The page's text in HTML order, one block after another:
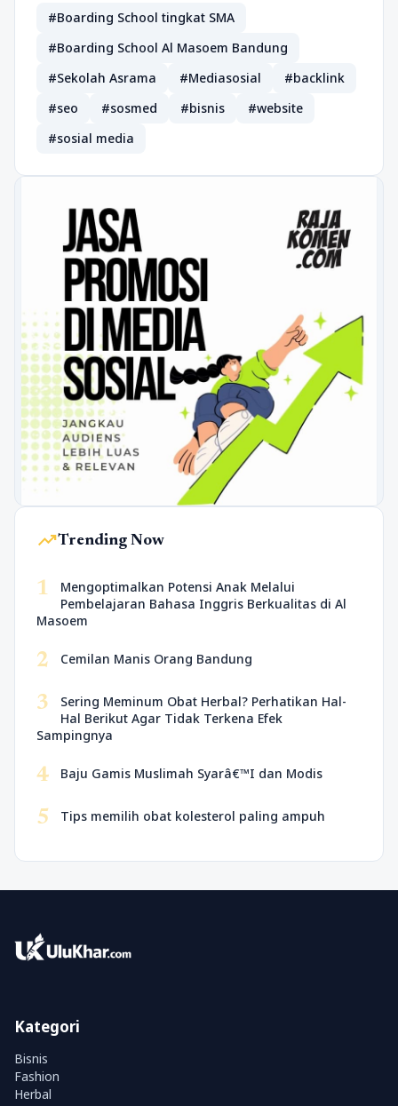
#Boarding School tingkat SMA
#Boarding School Al Masoem Bandung
#Sekolah Asrama
#Mediasosial
#backlink
#seo
#sosmed #bisnis
#website
#sosial media
trending_upTrending Now
1
Mengoptimalkan Potensi Anak Melalui
Pembelajaran Bahasa Inggris Berkualitas di Al
Masoem
2 Cemilan Manis Orang Bandung
3
Sering Meminum Obat Herbal? Perhatikan Hal-
Hal Berikut Agar Tidak Terkena Efek
Sampingnya
4 Baju Gamis Muslimah Syarâ€™I dan Modis
5 Tips memilih obat kolesterol paling ampuh
Kategori
Bisnis
Fashion
Herbal